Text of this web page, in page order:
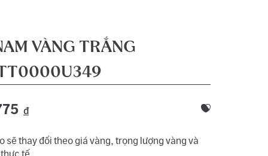
VÀNG TRẮNG
đ
sẽ thay đổi theo giá vàng, trọng lượng vàng và